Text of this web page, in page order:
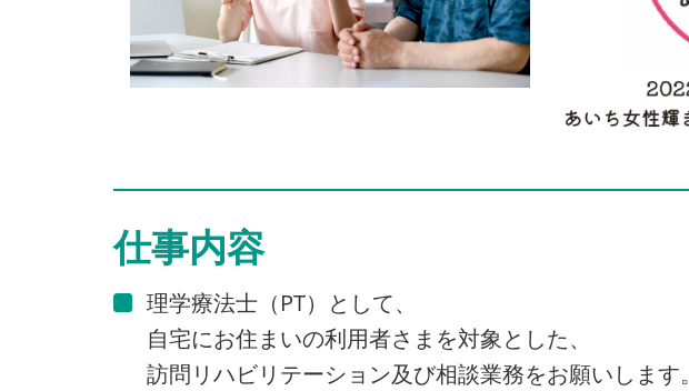
仕事内容
理学療法士（PT）として、
自宅にお住まいの利用者さまを対象とした、
訪問リハビリテーション及び相談業務をお願いします。